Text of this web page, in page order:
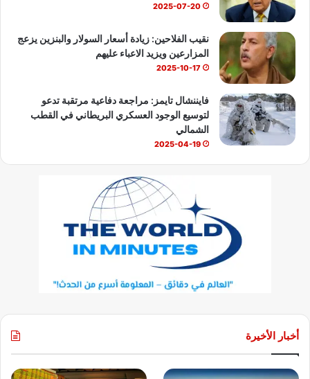
2025-07-20
نقيب الفلاحين: زيادة أسعار السولار والبنزين يزعج
المزارعين ويزيد الاعباء عليهم
2025-10-17
فايننشال تايمز: مراجعة دفاعية مرتقبة تدعو
لتوسيع الوجود العسكري البريطاني في القطب
الشمالي
2025-04-19
أخبار الأخيرة